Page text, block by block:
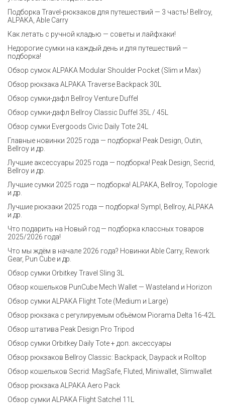
Подборка Travel-рюкзаков для путешествий — 3 часть! Bellroy,
ALPAKA, Able Carry
Как летать с ручной кладью — советы и лайфхаки!
Недорогие сумки на каждый день и для путешествий —
подборка!
Обзор сумок ALPAKA Modular Shoulder Pocket (Slim и Max)
Обзор рюкзака ALPAKA Traverse Backpack 30L
Обзор сумки-дафл Bellroy Venture Duffel
Обзор сумки-дафл Bellroy Classic Duffel 35L / 45L
Обзор сумки Evergoods Civic Daily Tote 24L
Главные новинки 2025 года — подборка! Peak Design, Outin,
Bellroy и др.
Лучшие аксессуары 2025 года — подборка! Peak Design, Secrid,
Bellroy и др.
Лучшие сумки 2025 года — подборка! ALPAKA, Bellroy, Topologie
и др.
Лучшие рюкзаки 2025 года — подборка! Sympl, Bellroy, ALPAKA
и др.
Что подарить на Новый год — подборка классных товаров
2025/2026 года!
Что мы ждём в начале 2026 года? Новинки Able Carry, Rework
Gear, Pun Cube и др.
Обзор сумки Orbitkey Travel Sling 3L
Обзор кошельков PunCube Mech Wallet — Wasteland и Horizon
Обзор сумки ALPAKA Flight Tote (Medium и Large)
Обзор рюкзака с регулируемым объёмом Piorama Delta 16-42L
Обзор штатива Peak Design Pro Tripod
Обзор сумки Orbitkey Daily Tote + доп. аксессуары
Обзор рюкзаков Bellroy Classic: Backpack, Daypack и Rolltop
Обзор кошельков Secrid: MagSafe, Fluted, Miniwallet, Slimwallet
Обзор рюкзака ALPAKA Aero Pack
Обзор сумки ALPAKA Flight Satchel 11L